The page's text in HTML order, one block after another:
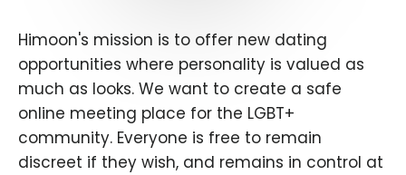
Himoon's mission is to offer new dating
opportunities where personality is valued as
much as looks. We want to create a safe
online meeting place for the LGBT+
community. Everyone is free to remain
discreet if they wish, and remains in control at